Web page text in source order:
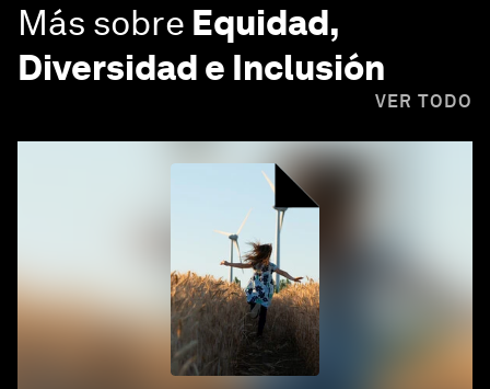
Más sobre Equidad,
Diversidad e Inclusión
VER TODO